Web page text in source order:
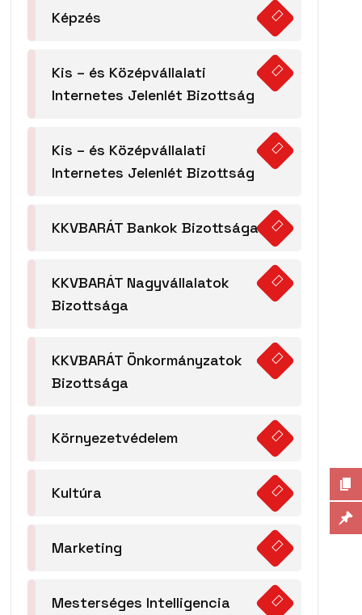
Képzés
Kis – és Középvállalati
Internetes Jelenlét Bizottság
Kis – és Középvállalati
Internetes Jelenlét Bizottság
KKVBARÁT Bankok Bizottsága
KKVBARÁT Nagyvállalatok
Bizottsága
KKVBARÁT Önkormányzatok
Bizottsága
Környezetvédelem
Kultúra
Marketing
Mesterséges Intelligencia